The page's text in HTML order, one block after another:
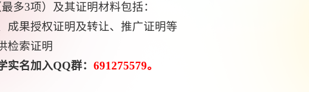
多3项）及其证明材料包括：
成果授权证明及转让、推广证明等
检索证明
实名加入QQ群：691275579。